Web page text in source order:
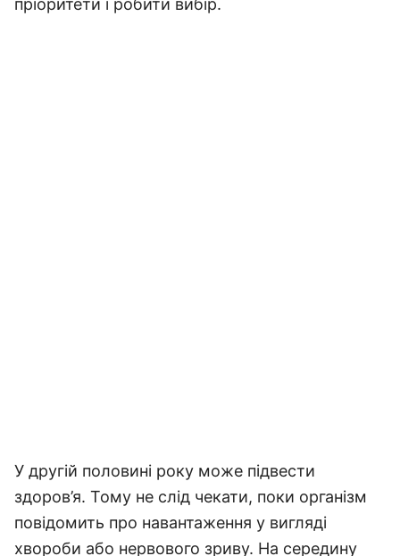
пріоритети і робити вибір.
У другій половині року може підвести
здоров’я. Тому не слід чекати, поки організм
повідомить про навантаження у вигляді
хвороби або нервового зриву. На середину